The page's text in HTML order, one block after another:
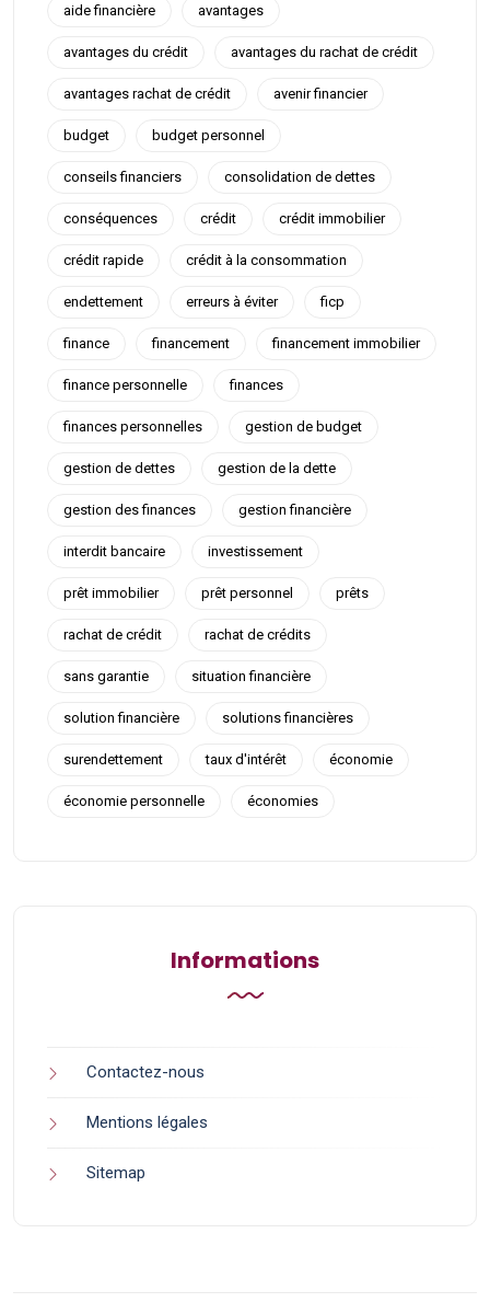
aide financière avantages
avantages du crédit avantages du rachat de crédit
avantages rachat de crédit avenir financier
budget budget personnel
conseils financiers consolidation de dettes
conséquences crédit crédit immobilier
crédit rapide crédit à la consommation
endettement erreurs à éviter ficp
finance financement financement immobilier
finance personnelle finances
finances personnelles gestion de budget
gestion de dettes gestion de la dette
gestion des finances gestion financière
interdit bancaire investissement
prêt immobilier prêt personnel prêts
rachat de crédit rachat de crédits
sans garantie situation financière
solution financière solutions financières
surendettement taux d'intérêt économie
économie personnelle économies
Informations
Contactez-nous
Mentions légales
Sitemap